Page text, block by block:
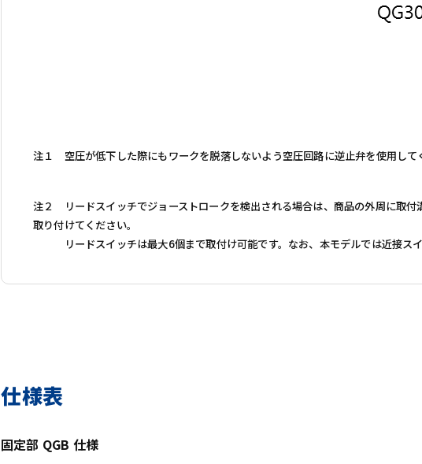
注１ 空圧が低下した際にもワークを脱落しないよう空圧回路に逆止弁を使用して
注２ リードスイッチでジョーストロークを検出される場合は、商品の外周に取
取り付けてください。
リードスイッチは最大6個まで取付け可能です。なお、本モデルでは近接スイ
仕様表
固定部 QGB 仕様